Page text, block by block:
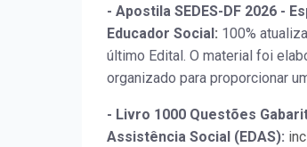
- Apostila SEDES-DF 2026 -
Educador Social : 100%
último Edital. O material foi
organizado para proporcionar
- Livro 1000 Questões
Assistência Social (EDAS):